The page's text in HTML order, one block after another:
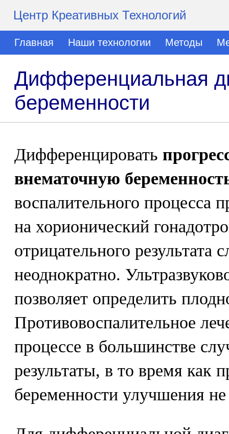
Центр Креативных Технологий
Главная Наши технологии Методы
Дифференциальная
беременности
Дифференцировать
внематочную
воспалительного процесса
на хорионический
отрицательного результата
неоднократно.
позволяет определить
Противовоспалительное
процессе в большинстве
результаты, в то время как
беременности улучшения не